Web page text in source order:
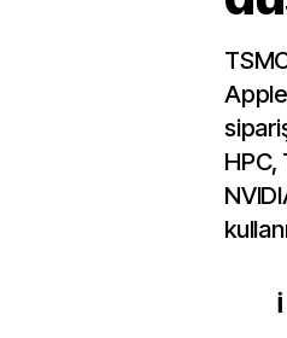
HPC,
İ